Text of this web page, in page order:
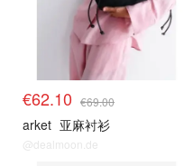
€62.10 €69.00
arket 亚麻衬衫
@dealmoon.de